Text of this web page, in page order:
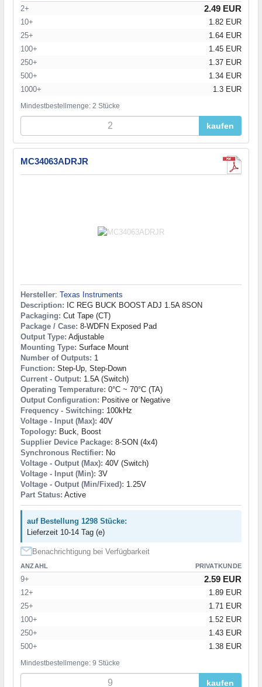
2+ 2.49 EUR
10+
1.82 EUR
25+
1.64 EUR
100+
1.45 EUR
250+
1.37 EUR
500+
1.34 EUR
1000+
1.3 EUR
Mindestbestellmenge: 2 Stücke
kaufen
MC34063ADRJR
Hersteller: Texas Instruments
Description: IC REG BUCK BOOST ADJ 1.5A 8SON
Packaging: Cut Tape (CT)
Package / Case: 8-WDFN Exposed Pad
Output Type: Adjustable
Mounting Type: Surface Mount
Number of Outputs: 1
Function: Step-Up, Step-Down
Current - Output: 1.5A (Switch)
Operating Temperature: 0°C ~ 70°C (TA)
Output Configuration: Positive or Negative
Frequency - Switching: 100kHz
Voltage - Input (Max): 40V
Topology: Buck, Boost
Supplier Device Package: 8-SON (4x4)
Synchronous Rectifier: No
Voltage - Output (Max): 40V (Switch)
Voltage - Input (Min): 3V
Voltage - Output (Min/Fixed): 1.25V
Part Status: Active
auf Bestellung 1298 Stücke:
Lieferzeit 10-14 Tag (e)
Benachrichtigung bei Verfügbarkeit
ANZAHL PRIVATKUNDE
9+ 2.59 EUR
12+
1.89 EUR
25+
1.71 EUR
100+
1.52 EUR
250+
1.43 EUR
500+
1.38 EUR
Mindestbestellmenge: 9 Stücke
kaufen